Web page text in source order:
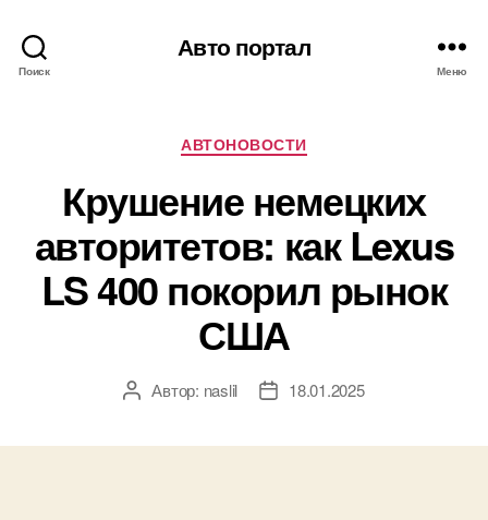
Поиск
Авто портал
Меню
Рубрики
АВТОНОВОСТИ
Крушение немецких
авторитетов: как Lexus
LS 400 покорил рынок
США
АвторАвтор: naslil
Дата18.01.2025